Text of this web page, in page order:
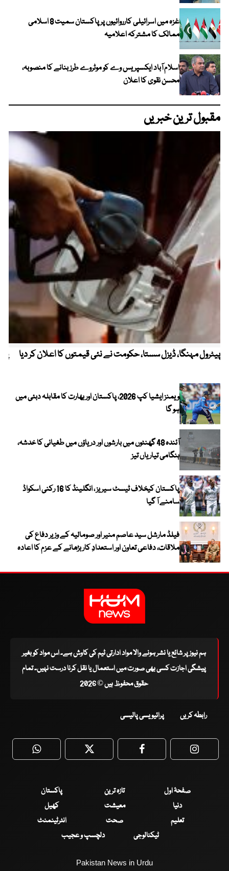
غزہ میں اسرائیلی کارروائیوں پر پاکستان سمیت 8 اسلامی
ممالک کا مشترکہ اعلامیہ
اسلام آباد ایکسپریس وے کو موٹروے طرز بنانے کا منصوبہ،
محسن نقوی کا اعلان
مقبول ترین خبریں
پیٹرول مہنگا، ڈیزل سستا، حکومت نے نئی قیمتوں کا اعلان کر دیا
ویمنز ایشیا کپ 2026، پاکستان اور بھارت کا مقابلہ دبئی میں
ہو گا
آئندہ 48 گھنٹوں میں بارشوں اور دریاؤں میں طغیانی کا خدشہ،
ہنگامی تیاریاں تیز
پاکستان کیخلاف ٹیسٹ سیریز ، انگلینڈ کا 16 رکنی اسکواڈ
سامنے آ گیا
فیلڈ مارشل سید عاصم منیر اور صومالیہ کے وزیر دفاع کی
ملاقات، دفاعی تعاون اور استعدادِ کار بڑھانے کے عزم کا اعادہ
ہم نیوز پر شائع یا نشر ہونے والا مواد ادارتی ٹیم کی کاوش ہے۔ اس مواد کو بغیر
پیشگی اجازت کسی بھی صورت میں استعمال یا نقل کرنا درست نہیں۔ تمام
حقوق محفوظ ہیں © 2026
رابطہ کریں پرائیویسی پالیسی
WhatsApp Twitter Facebook
صفحۂ اول تازہ ترین
پاکستان
دنیا
معیشت
کھیل
تعلیم
صحت
انٹرٹینمنٹ
ٹیکنالوجی
دلچسپ و عجیب
Pakistan News in Urdu